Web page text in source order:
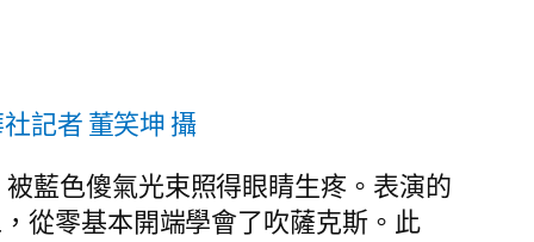
記者 董笑坤 攝
藍色傻氣光束照得眼睛生疼。表演的
從零基本開端學會了吹薩克斯。此